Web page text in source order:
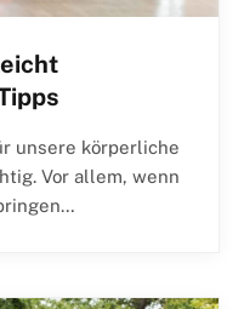
unsere körperliche
Vor allem, wenn